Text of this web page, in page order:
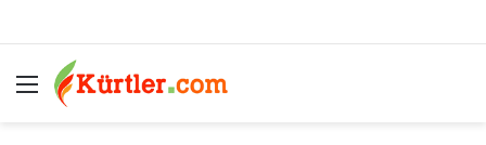
Menü